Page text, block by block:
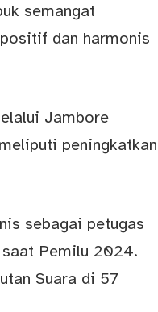
semangat
dan harmonis
Jambore
peningkatkan
sebagai petugas
saat Pemilu 2024.
Suara di 57